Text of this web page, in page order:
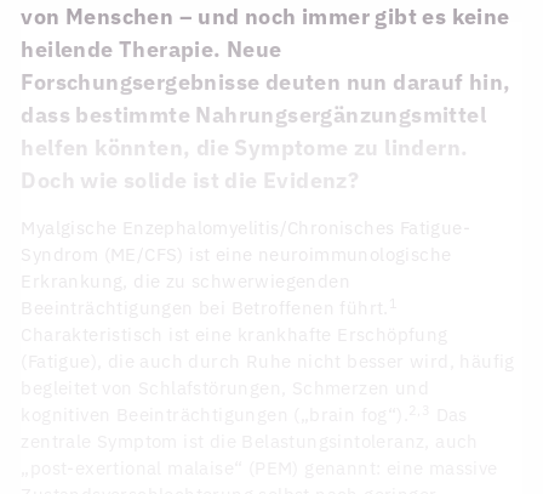
von Menschen – und noch immer gibt es keine
heilende Therapie. Neue
Forschungsergebnisse deuten nun darauf hin,
dass bestimmte Nahrungsergänzungsmittel
helfen könnten, die Symptome zu lindern.
Doch wie solide ist die Evidenz?
Myalgische Enzephalomyelitis/Chronisches Fatigue-